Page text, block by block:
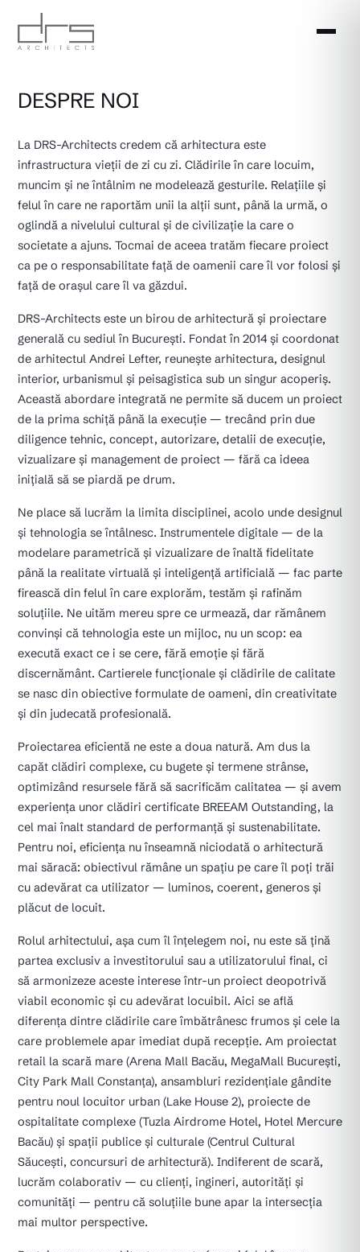
DESPRE NOI
La DRS-Architects credem că arhitectura este
infrastructura vieții de zi cu zi. Clădirile în care locuim,
muncim și ne întâlnim ne modelează gesturile. Relațiile și
felul în care ne raportăm unii la alții sunt, până la urmă, o
oglindă a nivelului cultural și de civilizație la care o
societate a ajuns. Tocmai de aceea tratăm fiecare proiect
ca pe o responsabilitate față de oamenii care îl vor folosi și
față de orașul care îl va găzdui.
DRS-Architects este un birou de arhitectură și proiectare
generală cu sediul în București. Fondat în 2014 și coordonat
de arhitectul Andrei Lefter, reunește arhitectura, designul
interior, urbanismul și peisagistica sub un singur acoperiș.
Această abordare integrată ne permite să ducem un proiect
de la prima schiță până la execuție — trecând prin due
diligence tehnic, concept, autorizare, detalii de execuție,
vizualizare și management de proiect — fără ca ideea
inițială să se piardă pe drum.
Ne place să lucrăm la limita disciplinei, acolo unde designul
și tehnologia se întâlnesc. Instrumentele digitale — de la
modelare parametrică și vizualizare de înaltă fidelitate
până la realitate virtuală și inteligență artificială — fac parte
firească din felul în care explorăm, testăm și rafinăm
soluțiile. Ne uităm mereu spre ce urmează, dar rămânem
convinși că tehnologia este un mijloc, nu un scop: ea
execută exact ce i se cere, fără emoție și fără
discernământ. Cartierele funcționale și clădirile de calitate
se nasc din obiective formulate de oameni, din creativitate
și din judecată profesională.
Proiectarea eficientă ne este a doua natură. Am dus la
capăt clădiri complexe, cu bugete și termene strânse,
optimizând resursele fără să sacrificăm calitatea — și avem
experiența unor clădiri certificate BREEAM Outstanding, la
cel mai înalt standard de performanță și sustenabilitate.
Pentru noi, eficiența nu înseamnă niciodată o arhitectură
mai săracă: obiectivul rămâne un spațiu pe care îl poți trăi
cu adevărat ca utilizator — luminos, coerent, generos și
plăcut de locuit.
Rolul arhitectului, așa cum îl înțelegem noi, nu este să țină
partea exclusiv a investitorului sau a utilizatorului final, ci
să armonizeze aceste interese într-un proiect deopotrivă
viabil economic și cu adevărat locuibil. Aici se află
diferența dintre clădirile care îmbătrânesc frumos și cele la
care problemele apar imediat după recepție. Am proiectat
retail la scară mare (Arena Mall Bacău, MegaMall București,
City Park Mall Constanța), ansambluri rezidențiale gândite
pentru noul locuitor urban (Lake House 2), proiecte de
ospitalitate complexe (Tuzla Airdrome Hotel, Hotel Mercure
Bacău) și spații publice și culturale (Centrul Cultural
Săucești, concursuri de arhitectură). Indiferent de scară,
lucrăm colaborativ — cu clienți, ingineri, autorități și
comunități — pentru că soluțiile bune apar la intersecția
mai multor perspective.